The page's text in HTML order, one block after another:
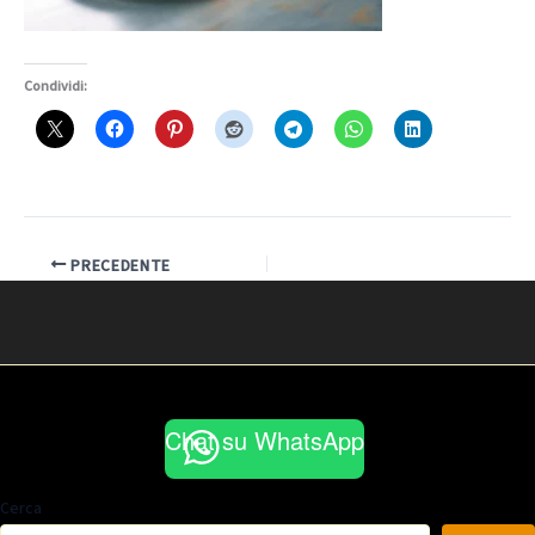
Condividi:
PRECEDENTE
Chat su WhatsApp
Cerca